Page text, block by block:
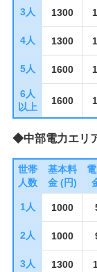
3人 1300
4人 1300
5人 1600
6人
以上
1600
◆中部電力エリ
世帯
人数
基本料
金 (円)
1人 1000
2人 1000
3人 1300